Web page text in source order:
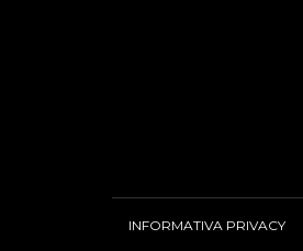
INFORMATIVA PRIVACY